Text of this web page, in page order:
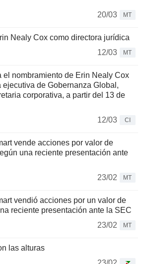
20/03
MT
Nealy Cox como directora jurídica
12/03
MT
el nombramiento de Erin Nealy Cox
de Gobernanza Global,
corporativa, a partir del 13 de
12/03
CI
vende acciones por valor de
una reciente presentación ante
23/02
MT
vendió acciones por un valor de
reciente presentación ante la SEC
23/02
MT
las alturas